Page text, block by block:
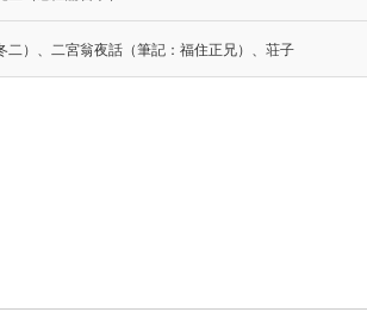
）、二宮翁夜話（筆記：福住正兄）、荘子